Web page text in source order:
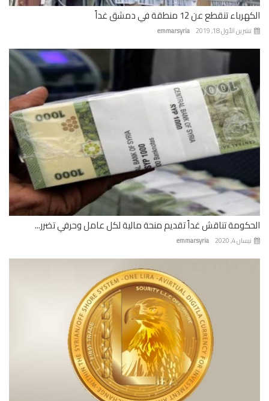
تنقطع عن 12 منطقة في دمشق غداً
emmarsyria الأول 18, 2019
تناقش غداً تقديم منحة مالية لكل عامل وحرفي تضرر...
emmarsyria 4, 2020